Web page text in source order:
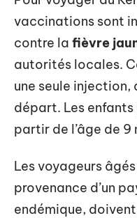
vaccinations sont
contre la fièvre
autorités locales.
une seule injection,
départ. Les
partir de l’âge de 9
Les voyageurs âgés
provenance d’un
endémique,